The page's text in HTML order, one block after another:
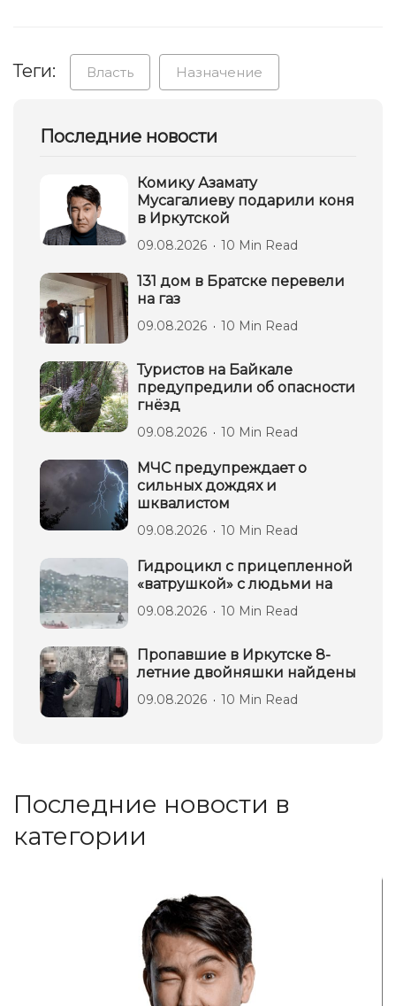
Теги: Власть Назначение
Последние новости
Комику Азамату
Мусагалиеву подарили коня
в Иркутской
09.08.2026 10 Min Read
131 дом в Братске перевели
на газ
09.08.2026 10 Min Read
Туристов на Байкале
предупредили об опасности
гнёзд
09.08.2026 10 Min Read
МЧС предупреждает о
сильных дождях и
шквалистом
09.08.2026 10 Min Read
Гидроцикл с прицепленной
«ватрушкой» с людьми на
09.08.2026 10 Min Read
Пропавшие в Иркутске 8-
летние двойняшки найдены
09.08.2026 10 Min Read
Последние новости в
категории